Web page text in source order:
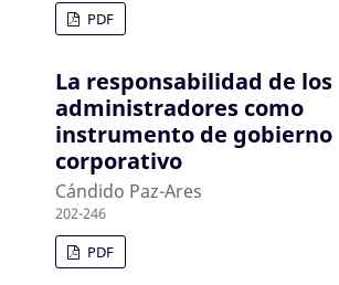
PDF
La responsabilidad de los
administradores como
instrumento de gobierno
corporativo
Cándido Paz-Ares
202-246
PDF